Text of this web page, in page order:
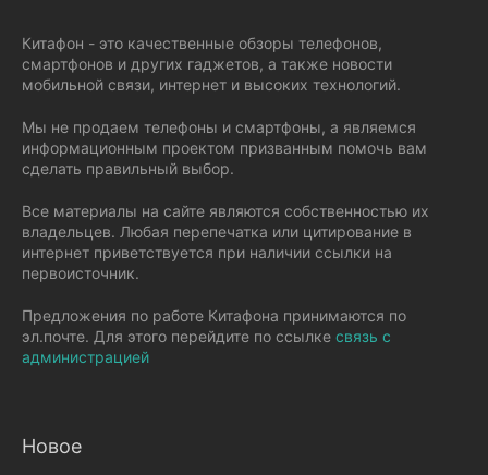
Китафон - это качественные обзоры телефонов,
смартфонов и других гаджетов, а также новости
мобильной связи, интернет и высоких технологий.
Мы не продаем телефоны и смартфоны, а являемся
информационным проектом призванным помочь вам
сделать правильный выбор.
Все материалы на сайте являются собственностью их
владельцев. Любая перепечатка или цитирование в
интернет приветствуется при наличии ссылки на
первоисточник.
Предложения по работе Китафона принимаются по
эл.почте. Для этого перейдите по ссылке связь с
администрацией
Новое